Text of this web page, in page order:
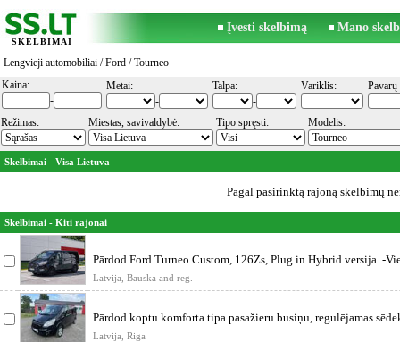
SKELBIMAI
Įvesti skelbimą Mano
Lengvieji automobiliai /Ford / Tourneo
Kaina:
-
Metai:
-
Talpa:
-
Variklis: Pavarų
Režimas: Miestas, savivaldybė: Tipo spręsti: Modelis:
Skelbimai - Visa Lietuva
Pagal pasirinktą rajoną skelbimų
Skelbimai - Kiti rajonai
Pārdod Ford Turneo Custom, 126Zs, Plug in Hybrid versija. -
aut
Latvija, Bauska and reg.
Pārdod koptu komforta tipa pasažieru busiņu, regulējamas
atzveltnes, ats
Latvija, Riga